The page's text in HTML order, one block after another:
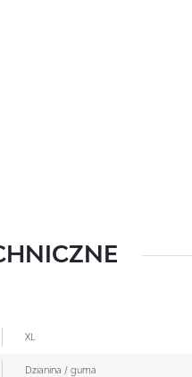
XL
Dzianina / guma